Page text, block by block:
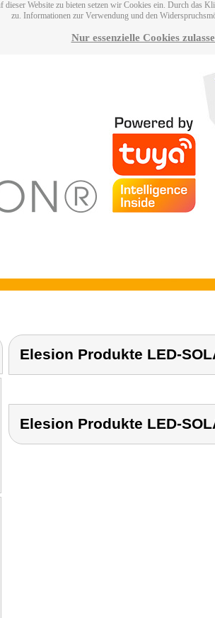
dieser Website zu bieten setzen wir Cookies ein. Durch das
zu. Informationen zur Verwendung und den
Nur essenzielle Cookies
Elesion Produkte LED-
Elesion Produkte LED-